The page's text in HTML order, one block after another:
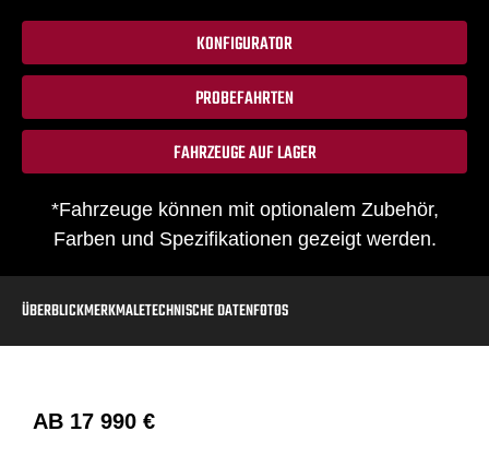
KONFIGURATOR
PROBEFAHRTEN
FAHRZEUGE AUF LAGER
*Fahrzeuge können mit optionalem Zubehör,
Farben und Spezifikationen gezeigt werden.
ÜBERBLICKMERKMALETECHNISCHE DATENFOTOS
AB 17 990 €